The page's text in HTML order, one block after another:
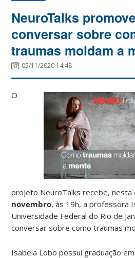
NeuroTalks
conversar sobre
traumas moldam a
05/11/2020 14:48
O
projeto NeuroTalks recebe,
novembro, às 19h, a professora
Universidade Federal do Rio de
conversar sobre como traumas
Isabela Lobo possui graduação em